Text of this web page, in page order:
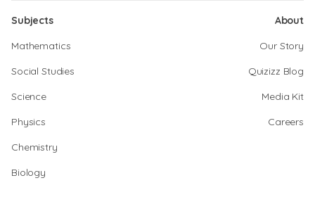
Subjects
Mathematics
Social Studies
Science
Physics
Chemistry
Biology
About
Our Story
Quizizz Blog
Media Kit
Careers